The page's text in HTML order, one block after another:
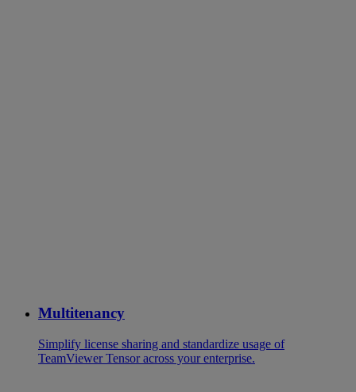
Multitenancy
Simplify license sharing and standardize usage of
TeamViewer Tensor across your enterprise.